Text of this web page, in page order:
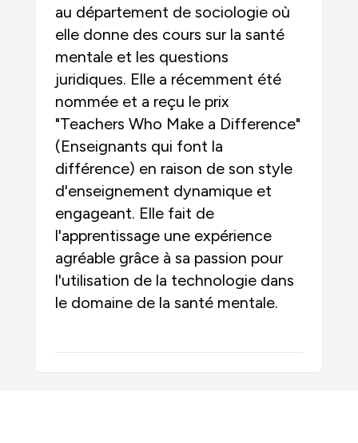
au département de sociologie où
elle donne des cours sur la santé
mentale et les questions
juridiques. Elle a récemment été
nommée et a reçu le prix
"Teachers Who Make a Difference"
(Enseignants qui font la
différence) en raison de son style
d'enseignement dynamique et
engageant. Elle fait de
l'apprentissage une expérience
agréable grâce à sa passion pour
l'utilisation de la technologie dans
le domaine de la santé mentale.